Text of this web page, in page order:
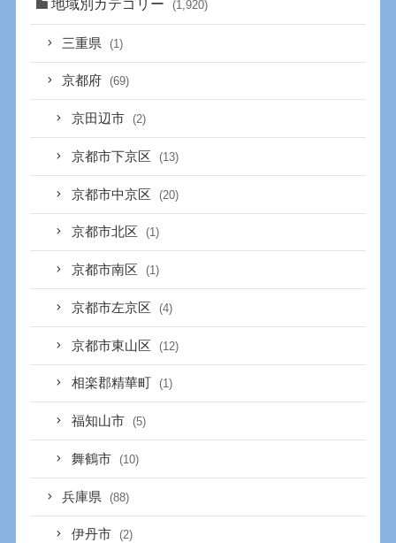
地域別カテゴリー (1,920)
三重県 (1)
京都府 (69)
京田辺市 (2)
京都市下京区 (13)
京都市中京区 (20)
京都市北区 (1)
京都市南区 (1)
京都市左京区 (4)
京都市東山区 (12)
相楽郡精華町 (1)
福知山市 (5)
舞鶴市 (10)
兵庫県 (88)
伊丹市 (2)